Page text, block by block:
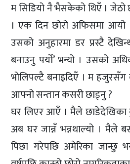
म सिडियो नै भैसकेको थिएँ । जेठो
। एक दिन छोरो अफिसमा आयो
उसको अनुहारमा डर प्रस्टै
बनाउनु पर्यो’ भन्यो । उसको
भोलिपल्टै बनाइदिएँ । म
आफ्नो सन्तान कसरी छाड्नु ?
घर लिएर आएँ । मैले छाडेदेखिका
अब घर जान्नँ भन्नथाल्यो ।
पिछा गरेपछि अमेरिका जान्छु